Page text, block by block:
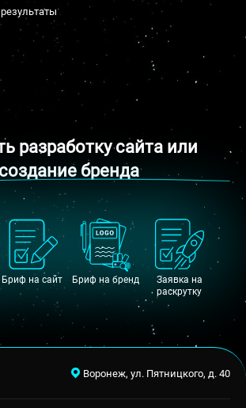
разработку сайта или
создание бренда
Бриф на сайт Бриф на бренд
Заявка на
раскрутку
Воронеж, ул. Пятницкого, д. 40